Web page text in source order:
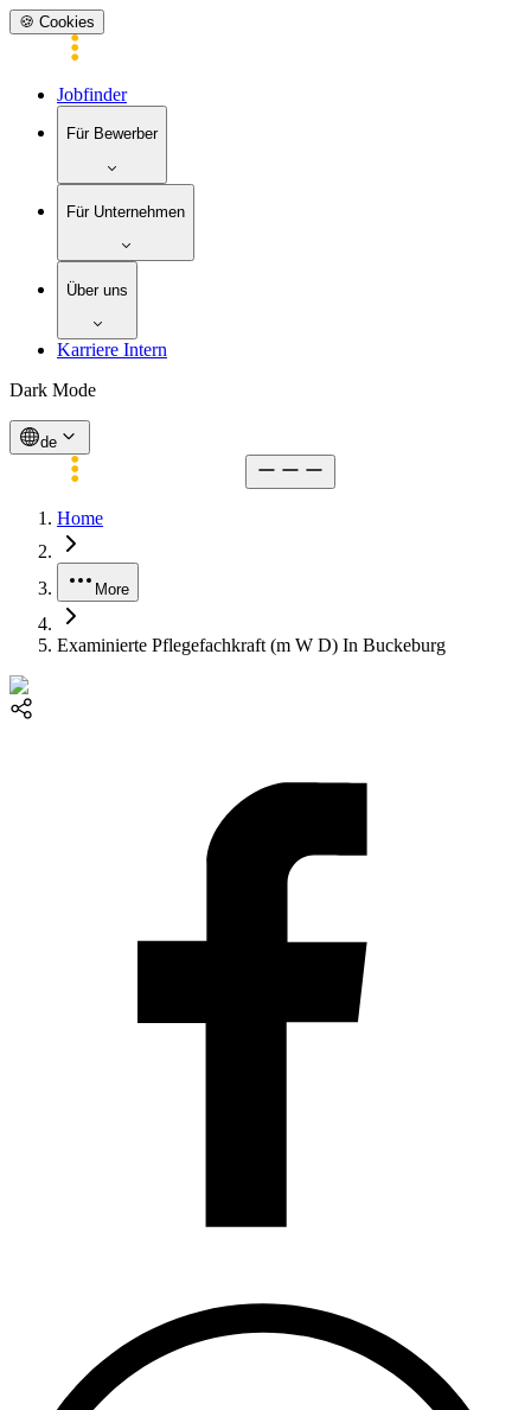
🍪 Cookies
Jobfinder
Für Bewerber
Für Unternehmen
Über uns
Karriere Intern
Dark Mode
de
Home
More
Examinierte Pflegefachkraft (m W D) In Buckeburg